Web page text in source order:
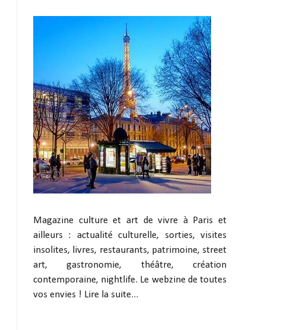
Magazine culture et art de vivre à Paris et
ailleurs : actualité culturelle, sorties, visites
insolites, livres, restaurants, patrimoine, street
art, gastronomie, théâtre, création
contemporaine, nightlife. Le webzine de toutes
vos envies ! Lire la suite...